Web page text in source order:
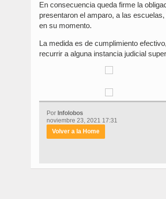
En consecuencia queda firme la
presentaron el amparo, a las
en su momento.
La medida es de cumplimiento
recurrir a alguna instancia judicial
Por Infolobos
noviembre 23, 2021 17:31
Volver a la Home